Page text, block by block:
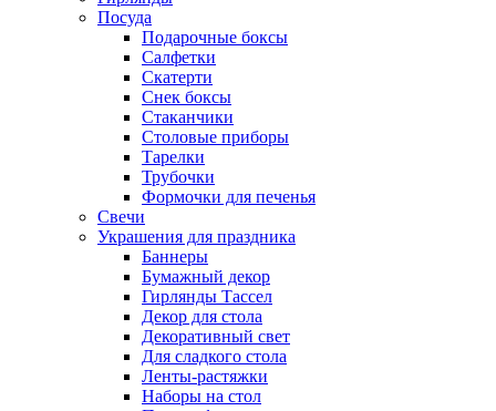
Посуда
Подарочные боксы
Салфетки
Скатерти
Снек боксы
Стаканчики
Столовые приборы
Тарелки
Трубочки
Формочки для печенья
Свечи
Украшения для праздника
Баннеры
Бумажный декор
Гирлянды Тассел
Декор для стола
Декоративный свет
Для сладкого стола
Ленты-растяжки
Наборы на стол